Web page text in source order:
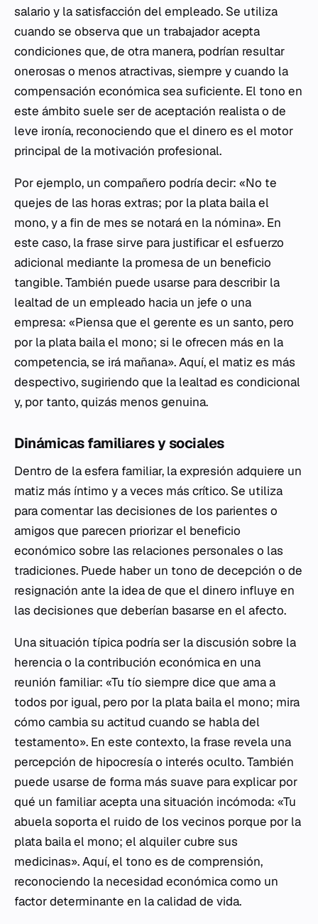
salario y la satisfacción del empleado. Se utiliza
cuando se observa que un trabajador acepta
condiciones que, de otra manera, podrían resultar
onerosas o menos atractivas, siempre y cuando la
compensación económica sea suficiente. El tono en
este ámbito suele ser de aceptación realista o de
leve ironía, reconociendo que el dinero es el motor
principal de la motivación profesional.
Por ejemplo, un compañero podría decir: «No te
quejes de las horas extras; por la plata baila el
mono, y a fin de mes se notará en la nómina». En
este caso, la frase sirve para justificar el esfuerzo
adicional mediante la promesa de un beneficio
tangible. También puede usarse para describir la
lealtad de un empleado hacia un jefe o una
empresa: «Piensa que el gerente es un santo, pero
por la plata baila el mono; si le ofrecen más en la
competencia, se irá mañana». Aquí, el matiz es más
despectivo, sugiriendo que la lealtad es condicional
y, por tanto, quizás menos genuina.
Dinámicas familiares y sociales
Dentro de la esfera familiar, la expresión adquiere un
matiz más íntimo y a veces más crítico. Se utiliza
para comentar las decisiones de los parientes o
amigos que parecen priorizar el beneficio
económico sobre las relaciones personales o las
tradiciones. Puede haber un tono de decepción o de
resignación ante la idea de que el dinero influye en
las decisiones que deberían basarse en el afecto.
Una situación típica podría ser la discusión sobre la
herencia o la contribución económica en una
reunión familiar: «Tu tío siempre dice que ama a
todos por igual, pero por la plata baila el mono; mira
cómo cambia su actitud cuando se habla del
testamento». En este contexto, la frase revela una
percepción de hipocresía o interés oculto. También
puede usarse de forma más suave para explicar por
qué un familiar acepta una situación incómoda: «Tu
abuela soporta el ruido de los vecinos porque por la
plata baila el mono; el alquiler cubre sus
medicinas». Aquí, el tono es de comprensión,
reconociendo la necesidad económica como un
factor determinante en la calidad de vida.